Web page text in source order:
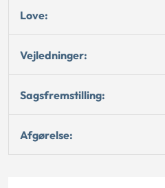
Love:
Vejledninger:
Sagsfremstilling:
Afgørelse: